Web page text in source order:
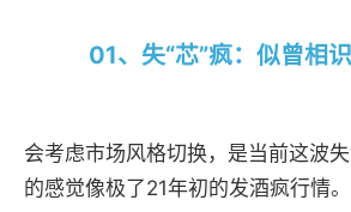
01、 失“芯”疯：似曾相
会考虑市场风格切换，是当前这波
的感觉像极了21年初的发酒疯行情。